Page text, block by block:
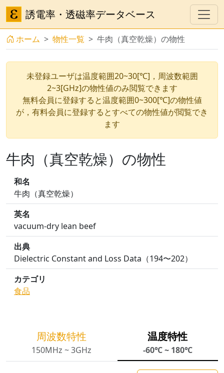
誘電率・透磁率データベース
ホーム 物性一覧 牛肉（真空乾燥）の物性
未登録ユーザは温度範囲20~30[℃]，周波数範囲
2~3[GHz]の物性値のみ閲覧できます
無料会員に登録すると温度範囲0~300[℃]の物性値
が，有料会員に登録するとすべての物性値が閲覧でき
ます
牛肉（真空乾燥）の物性
和名
牛肉（真空乾燥）
英名
vacuum-dry lean beef
出典
Dielectric Constant and Loss Data（194〜202）
カテゴリ
食品
周波数特性
150MHz ~ 3GHz
温度特性
-60℃ ~ 180℃